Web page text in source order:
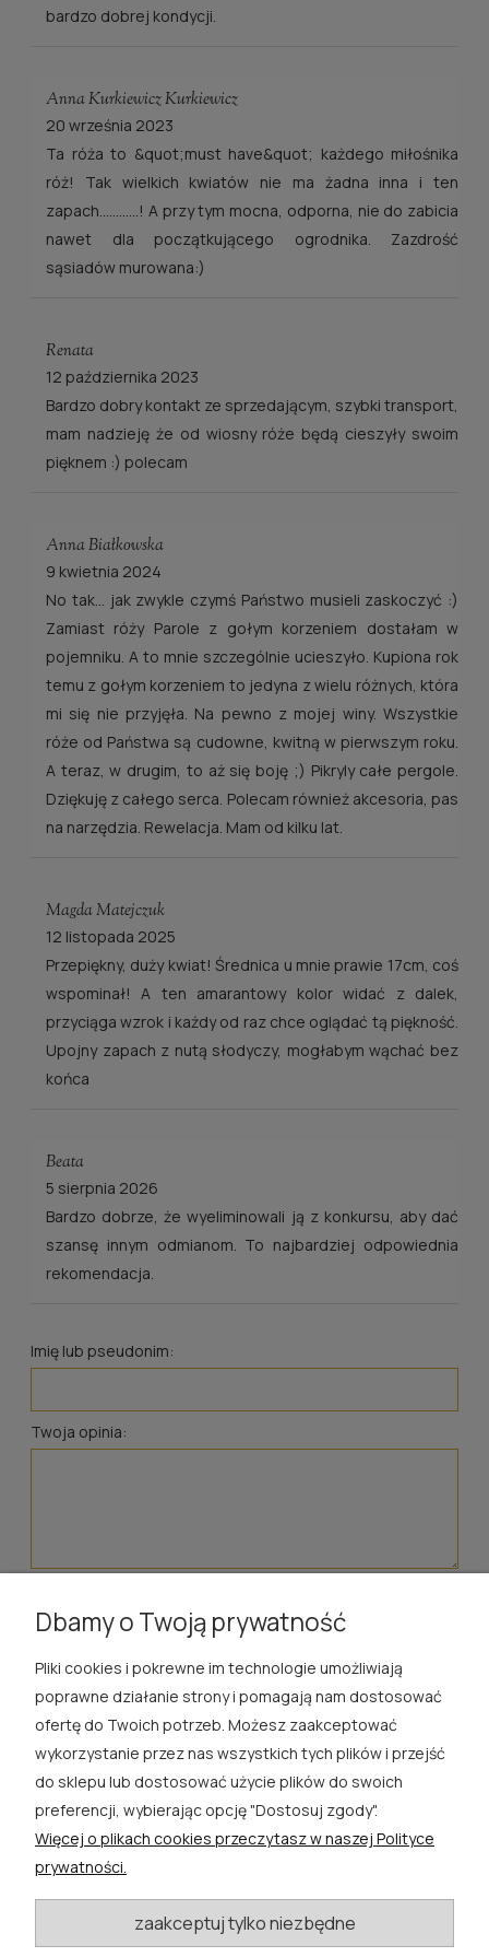
bardzo dobrej kondycji.
Anna Kurkiewicz Kurkiewicz
20 września 2023
Ta róża to &quot;must have&quot; każdego miłośnika
róż! Tak wielkich kwiatów nie ma żadna inna i ten
zapach............! A przy tym mocna, odporna, nie do zabicia
nawet dla początkującego ogrodnika. Zazdrość
sąsiadów murowana:)
Renata
12 października 2023
Bardzo dobry kontakt ze sprzedającym, szybki transport,
mam nadzieję że od wiosny róże będą cieszyły swoim
pięknem :) polecam
Anna Białkowska
9 kwietnia 2024
No tak... jak zwykle czymś Państwo musieli zaskoczyć :)
Zamiast róży Parole z gołym korzeniem dostałam w
pojemniku. A to mnie szczególnie ucieszyło. Kupiona rok
temu z gołym korzeniem to jedyna z wielu różnych, która
mi się nie przyjęła. Na pewno z mojej winy. Wszystkie
róże od Państwa są cudowne, kwitną w pierwszym roku.
A teraz, w drugim, to aż się boję ;) Pikryly całe pergole.
Dziękuję z całego serca. Polecam również akcesoria, pas
na narzędzia. Rewelacja. Mam od kilku lat.
Magda Matejczuk
12 listopada 2025
Przepiękny, duży kwiat! Średnica u mnie prawie 17cm, coś
wspominał! A ten amarantowy kolor widać z dalek,
przyciąga wzrok i każdy od raz chce oglądać tą piękność.
Upojny zapach z nutą słodyczy, mogłabym wąchać bez
końca
Beata
5 sierpnia 2026
Bardzo dobrze, że wyeliminowali ją z konkursu, aby dać
szansę innym odmianom. To najbardziej odpowiednia
rekomendacja.
Imię lub pseudonim:
Twoja opinia:
ROSA ĆWIK
SKLEP
EXTRA
KATEGORIE BLOGU
Dbamy o Twoją prywatność
Pliki cookies i pokrewne im technologie umożliwiają
poprawne działanie strony i pomagają nam dostosować
ofertę do Twoich potrzeb. Możesz zaakceptować
wykorzystanie przez nas wszystkich tych plików i przejść
do sklepu lub dostosować użycie plików do swoich
preferencji, wybierając opcję "Dostosuj zgody".
Więcej o plikach cookies przeczytasz w naszej Polityce
prywatności.
zaakceptuj tylko niezbędne